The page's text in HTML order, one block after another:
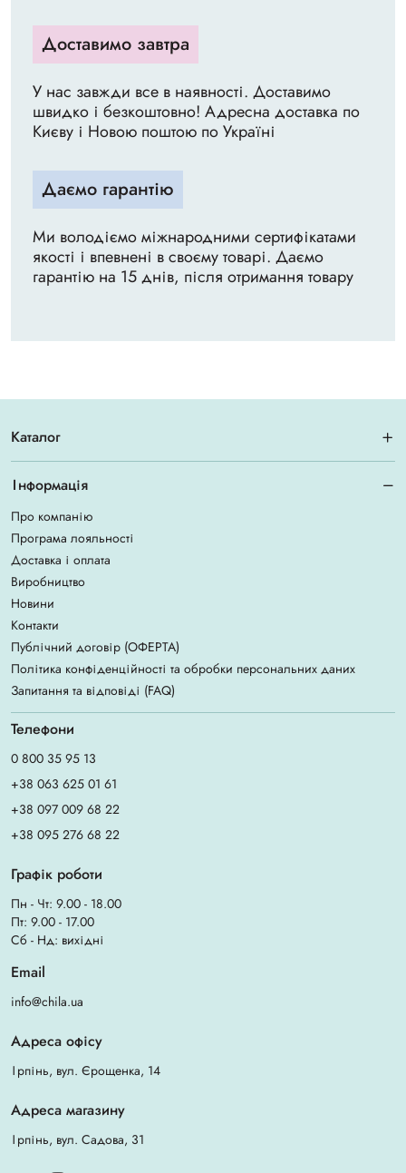
Доставимо завтра
У нас завжди все в наявності. Доставимо
швидко і безкоштовно! Адресна доставка по
Києву і Новою поштою по Україні
Даємо гарантію
Ми володіємо міжнародними сертифікатами
якості і впевнені в своєму товарі. Даємо
гарантію на 15 днів, після отримання товару
Каталог
Інформація
Про компанію
Програма лояльності
Доставка і оплата
Виробництво
Новини
Контакти
Публічний договір (ОФЕРТА)
Політика конфіденційності та обробки персональних даних
Запитання та відповіді (FAQ)
Телефони
0 800 35 95 13
+38 063 625 01 61
+38 097 009 68 22
+38 095 276 68 22
Графік роботи
Пн - Чт: 9.00 - 18.00
Пт: 9.00 - 17.00
Сб - Нд: вихідні
Email
info@chila.ua
Адреса офісу
Ірпінь, вул. Єрощенка, 14
Адреса магазину
Ірпінь, вул. Садова, 31